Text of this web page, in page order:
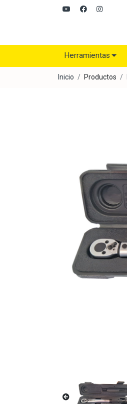
Herramientas
Inicio Productos